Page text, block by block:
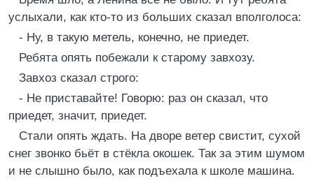
услыхали, как кто-то из больших сказал вполголоса:
- Ну, в такую метель, конечно, не приедет.
Ребята опять побежали к старому завхозу.
Завхоз сказал строго:
- Не приставайте! Говорю: раз он сказал, что
приедет, значит, приедет.
Стали опять ждать. На дворе ветер свистит, сухой
снег звонко бьёт в стёкла окошек. Так за этим шумом
и не слышно было, как подъехала к школе машина.